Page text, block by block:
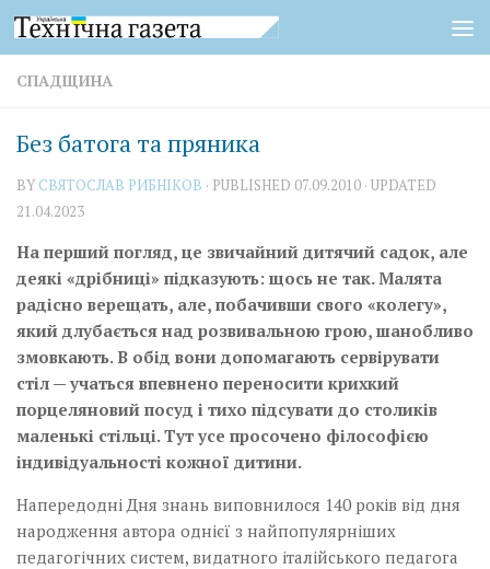
Skip to content
СПАДЩИНА
Без батога та пряника
BY СВЯТОСЛАВ РИБНІКОВ · PUBLISHED 07.09.2010 · UPDATED
21.04.2023
На перший погляд, це звичайний дитячий садок, але
деякі «дрібниці» підказують: щось не так. Малята
радісно верещать, але, побачивши свого «колегу»,
який длубається над розвивальною грою, шанобливо
змовкають. В обід вони допомагають сервірувати
стіл — учаться впевнено переносити крихкий
порцеляновий посуд і тихо підсувати до столиків
маленькі стільці. Тут усе просочено філософією
індивідуальності кожної дитини.
Напередодні Дня знань виповнилося 140 років від дня
народження автора однієї з найпопулярніших
педагогічних систем, видатного італійського педагога